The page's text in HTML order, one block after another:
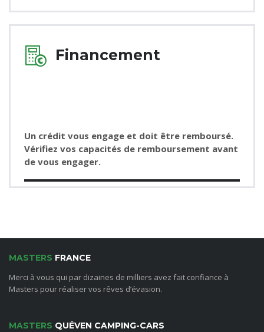
Financement
Un crédit vous engage et doit être remboursé.
Vérifiez vos capacités de remboursement avant
de vous engager.
MASTERS FRANCE
Merci à vous qui par dizaines de milliers avez fait confiance à
Masters pour réaliser vos rêves d’évasion.
MASTERS QUÉVEN CAMPING-CARS